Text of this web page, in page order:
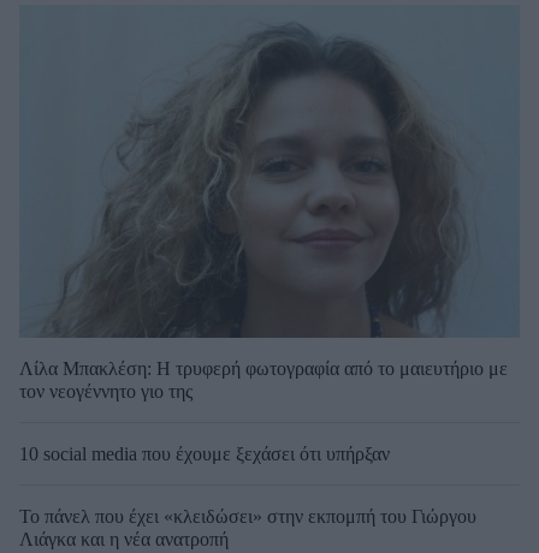
Λίλα Μπακλέση: Η τρυφερή φωτογραφία από το μαιευτήριο με
τον νεογέννητο γιο της
10 social media που έχουμε ξεχάσει ότι υπήρξαν
Το πάνελ που έχει «κλειδώσει» στην εκπομπή του Γιώργου
Λιάγκα και η νέα ανατροπή